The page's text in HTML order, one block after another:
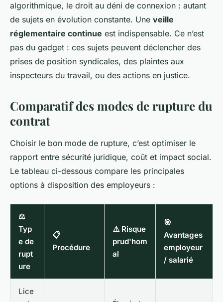
algorithmique, le droit au déni de connexion : autant
de sujets en évolution constante. Une veille
réglementaire continue est indispensable. Ce n’est
pas du gadget : ces sujets peuvent déclencher des
prises de position syndicales, des plaintes aux
inspecteurs du travail, ou des actions en justice.
Comparatif des modes de rupture du
contrat
Choisir le bon mode de rupture, c’est optimiser le
rapport entre sécurité juridique, coût et impact social.
Le tableau ci-dessous compare les principales
options à disposition des employeurs :
⚖️
Typ
e de
rupt
ure
📋
Procédure
⚠️ Risque
prud'hom
al
🎯
Avantages
employeur
/ salarié
Lice